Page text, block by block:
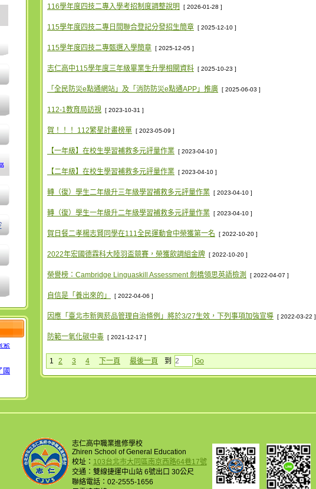
懂
緊
國
116學年度四技二專入學考招制度調整說明 [ 2026-01-28 ]
115學年度四技二專日間聯合登記分發招生簡章 [ 2025-12-10 ]
115學年度四技二專甄選入學簡章 [ 2025-12-05 ]
志仁高中115學年度三年級畢業生升學相關資料 [ 2025-10-23 ]
「全民防災e點通網站」及「消防防災e點通APP」推廣 [ 2025-06-03 ]
112-1教育局訪視 [ 2023-10-31 ]
賀！！！ 112繁星計畫榜單 [ 2023-05-09 ]
【一年級】在校生學習補救多元評量作業 [ 2023-04-10 ]
【二年級】在校生學習補救多元評量作業 [ 2023-04-10 ]
轉（復）學生二年級升三年級學習補救多元評量作業 [ 2023-04-10 ]
轉（復）學生一年級升二年級學習補救多元評量作業 [ 2023-04-10 ]
賀日餐二孝楊志賢同學在111全民運動會中榮獲第一名 [ 2022-10-20 ]
2022年宏國德霖科大陸羽盃競賽，榮獲飲調組金牌 [ 2022-10-20 ]
榮譽榜：Cambridge Linguaskill Assessment 劍橋領思英語檢測 [ 2022-04-07 ]
自信是「養出來的」 [ 2022-04-06 ]
因應「臺北市新興菸品管理自治條例」將於3/27生效，下列事項加強宣導 [ 2022-03-22 ]
防範一氧化碳中毒 [ 2021-12-17 ]
1 2 3 4 下一頁 最後一頁 到 Go
志仁高中職業進修學校
Zhiren School of General Education
校址： 103台北市大同區南京西路64巷17號
交通：雙線捷運中山站 6號出口 30公尺
聯絡電話：02-2555-1656